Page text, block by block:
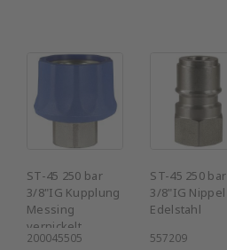
ST-45 250 bar
3/8"IG Kupplung
Messing
vernickelt
200045505
ST-45 250 bar
3/8"IG Nippel
Edelstahl
557209